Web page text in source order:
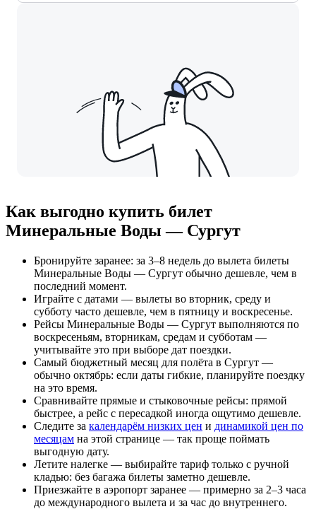
Как выгодно купить билет
Минеральные Воды — Сургут
Бронируйте заранее: за 3–8 недель до вылета билеты
Минеральные Воды — Сургут обычно дешевле, чем в
последний момент.
Играйте с датами — вылеты во вторник, среду и
субботу часто дешевле, чем в пятницу и воскресенье.
Рейсы Минеральные Воды — Сургут выполняются по
воскресеньям, вторникам, средам и субботам —
учитывайте это при выборе дат поездки.
Самый бюджетный месяц для полёта в Сургут —
обычно октябрь: если даты гибкие, планируйте поездку
на это время.
Сравнивайте прямые и стыковочные рейсы: прямой
быстрее, а рейс с пересадкой иногда ощутимо дешевле.
Следите за календарём низких цен и динамикой цен по
месяцам на этой странице — так проще поймать
выгодную дату.
Летите налегке — выбирайте тариф только с ручной
кладью: без багажа билеты заметно дешевле.
Приезжайте в аэропорт заранее — примерно за 2–3 часа
до международного вылета и за час до внутреннего.